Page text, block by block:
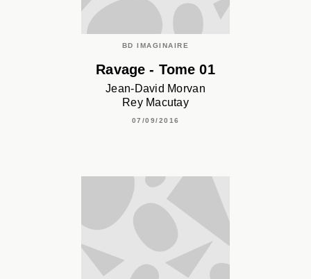
BD IMAGINAIRE
Ravage - Tome 01
Jean-David Morvan
Rey Macutay
07/09/2016